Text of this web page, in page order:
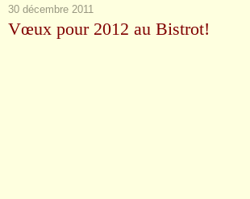
30 décembre 2011
Vœux pour 2012 au Bistrot!